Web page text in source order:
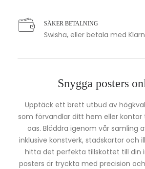
SÄKER BETALNING
Swisha, eller betala med
Snygga posters
Upptäck ett brett utbud av
som förvandlar ditt hem eller kontor
oas. Bläddra igenom vår samling
inklusive konstverk, stadskartor och
hitta det perfekta tillskottet till din
posters är tryckta med precision